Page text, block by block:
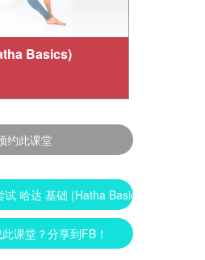
Basics)
约此课堂
试 哈达 基础 (Hatha Basics) ►
课堂？分享到FB！